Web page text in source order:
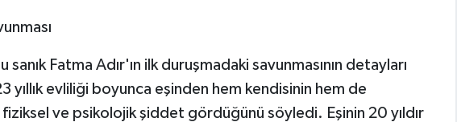
Fatma Adır'ın ilk duruşmadaki savunmasının detayları
yıllık evliliği boyunca eşinden hem kendisinin hem de
fiziksel ve psikolojik şiddet gördüğünü söyledi. Eşinin 20 yıldır